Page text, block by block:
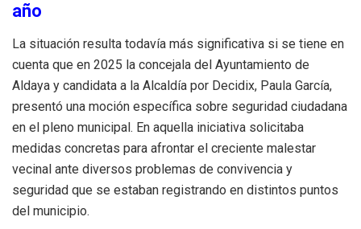
año
La situación resulta todavía más significativa si se tiene en
cuenta que en 2025 la concejala del Ayuntamiento de
Aldaya y candidata a la Alcaldía por Decidix, Paula García,
presentó una moción específica sobre seguridad ciudadana
en el pleno municipal . En aquella iniciativa solicitaba
medidas concretas para afrontar el creciente malestar
vecinal ante diversos problemas de convivencia y
seguridad que se estaban registrando en distintos puntos
del municipio.